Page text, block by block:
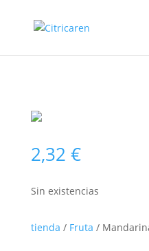
2,32 €
Sin existencias
tienda / Fruta /